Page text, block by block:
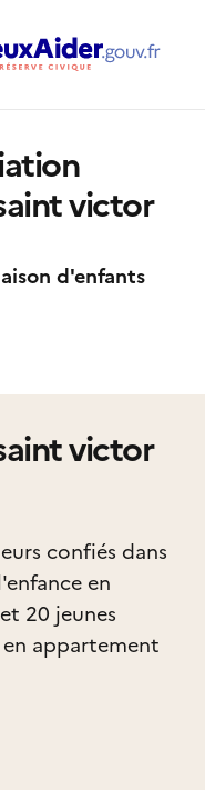
victor
d'enfants
victor
confiés dans
en
20 jeunes
appartement